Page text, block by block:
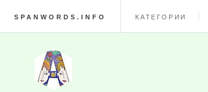
SPANWORDS.INFO КАТЕГОРИИ